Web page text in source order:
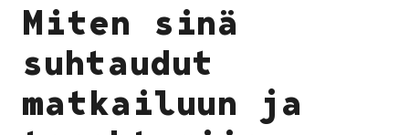
Miten sinä
suhtaudut
matkailuun ja